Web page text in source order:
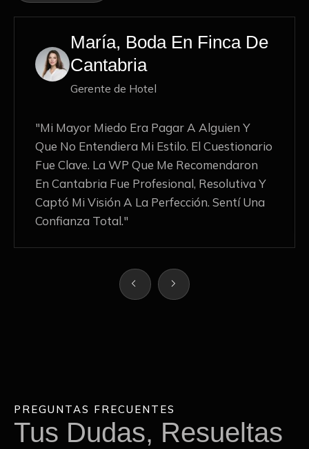
Lucía, Boda En
Cantabria
Empresaria
"Estaba Bloqueada. Boda Selecta Me
Entendió Al Instante. Su Recomendación
Fue Tan Acertada Que Contraté A La
Primera WP Que Me Presentaron. Me
Ahorraron Semanas De Angustia."
PREGUNTAS FRECUENTES
Tus Dudas, Resueltas